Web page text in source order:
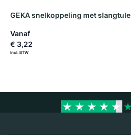
GEKA snelkoppeling met slangtule
Vanaf
€ 3,22